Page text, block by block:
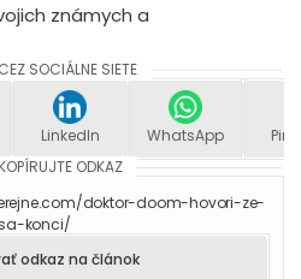
známych a
SOCIÁLNE SIETE
LinkedIn WhatsApp
ODKAZ
doktor-doom-hovori-ze-
konci/
odkaz na článok